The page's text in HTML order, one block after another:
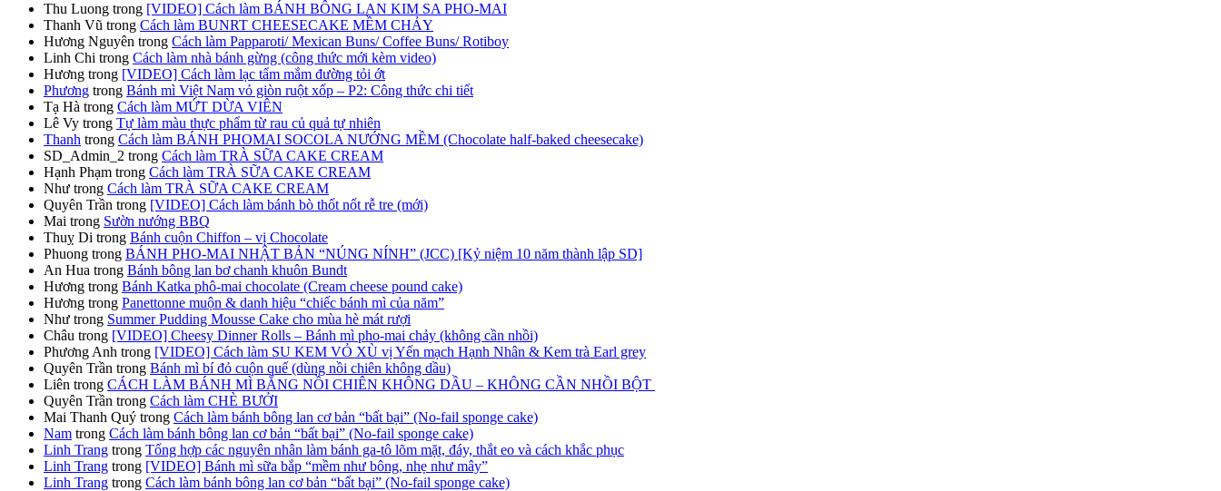
Thu Luong trong [VIDEO] Cách làm BÁNH BÔNG LAN KIM SA PHO-MAI
Thanh Vũ trong Cách làm BUNRT CHEESECAKE MỀM CHẢY
Hương Nguyên trong Cách làm Papparoti/ Mexican Buns/ Coffee Buns/ Rotiboy
Linh Chi trong Cách làm nhà bánh gừng (công thức mới kèm video)
Hương trong [VIDEO] Cách làm lạc tẩm mắm đường tỏi ớt
Phương trong Bánh mì Việt Nam vỏ giòn ruột xốp – P2: Công thức chi tiết
Tạ Hà trong Cách làm MỨT DỪA VIÊN
Lê Vy trong Tự làm màu thực phẩm từ rau củ quả tự nhiên
Thanh trong Cách làm BÁNH PHOMAI SOCOLA NƯỚNG MỀM (Chocolate half-baked cheesecake)
SD_Admin_2 trong Cách làm TRÀ SỮA CAKE CREAM
Hạnh Phạm trong Cách làm TRÀ SỮA CAKE CREAM
Như trong Cách làm TRÀ SỮA CAKE CREAM
Quyên Trần trong [VIDEO] Cách làm bánh bò thốt nốt rễ tre (mới)
Mai trong Sườn nướng BBQ
Thuỵ Di trong Bánh cuộn Chiffon – vị Chocolate
Phuong trong BÁNH PHO-MAI NHẬT BẢN “NÚNG NÍNH” (JCC) [Kỷ niệm 10 năm thành lập SD]
An Hua trong Bánh bông lan bơ chanh khuôn Bundt
Hương trong Bánh Katka phô-mai chocolate (Cream cheese pound cake)
Hương trong Panettonne muộn & danh hiệu “chiếc bánh mì của năm”
Như trong Summer Pudding Mousse Cake cho mùa hè mát rượi
Châu trong [VIDEO] Cheesy Dinner Rolls – Bánh mì pho-mai chảy (không cần nhồi)
Phương Anh trong [VIDEO] Cách làm SU KEM VỎ XÙ vị Yến mạch Hạnh Nhân & Kem trà Earl grey
Quyên Trần trong Bánh mì bí đỏ cuộn quế (dùng nồi chiên không dầu)
Liên trong CÁCH LÀM BÁNH MÌ BẰNG NỒI CHIÊN KHÔNG DẦU – KHÔNG CẦN NHỒI BỘT
Quyên Trần trong Cách làm CHÈ BƯỞI
Mai Thanh Quý trong Cách làm bánh bông lan cơ bản “bất bại” (No-fail sponge cake)
Nam trong Cách làm bánh bông lan cơ bản “bất bại” (No-fail sponge cake)
Linh Trang trong Tổng hợp các nguyên nhân làm bánh ga-tô lõm mặt, đáy, thắt eo và cách khắc phục
Linh Trang trong [VIDEO] Bánh mì sữa bắp “mềm như bông, nhẹ như mây”
Linh Trang trong Cách làm bánh bông lan cơ bản “bất bại” (No-fail sponge cake)